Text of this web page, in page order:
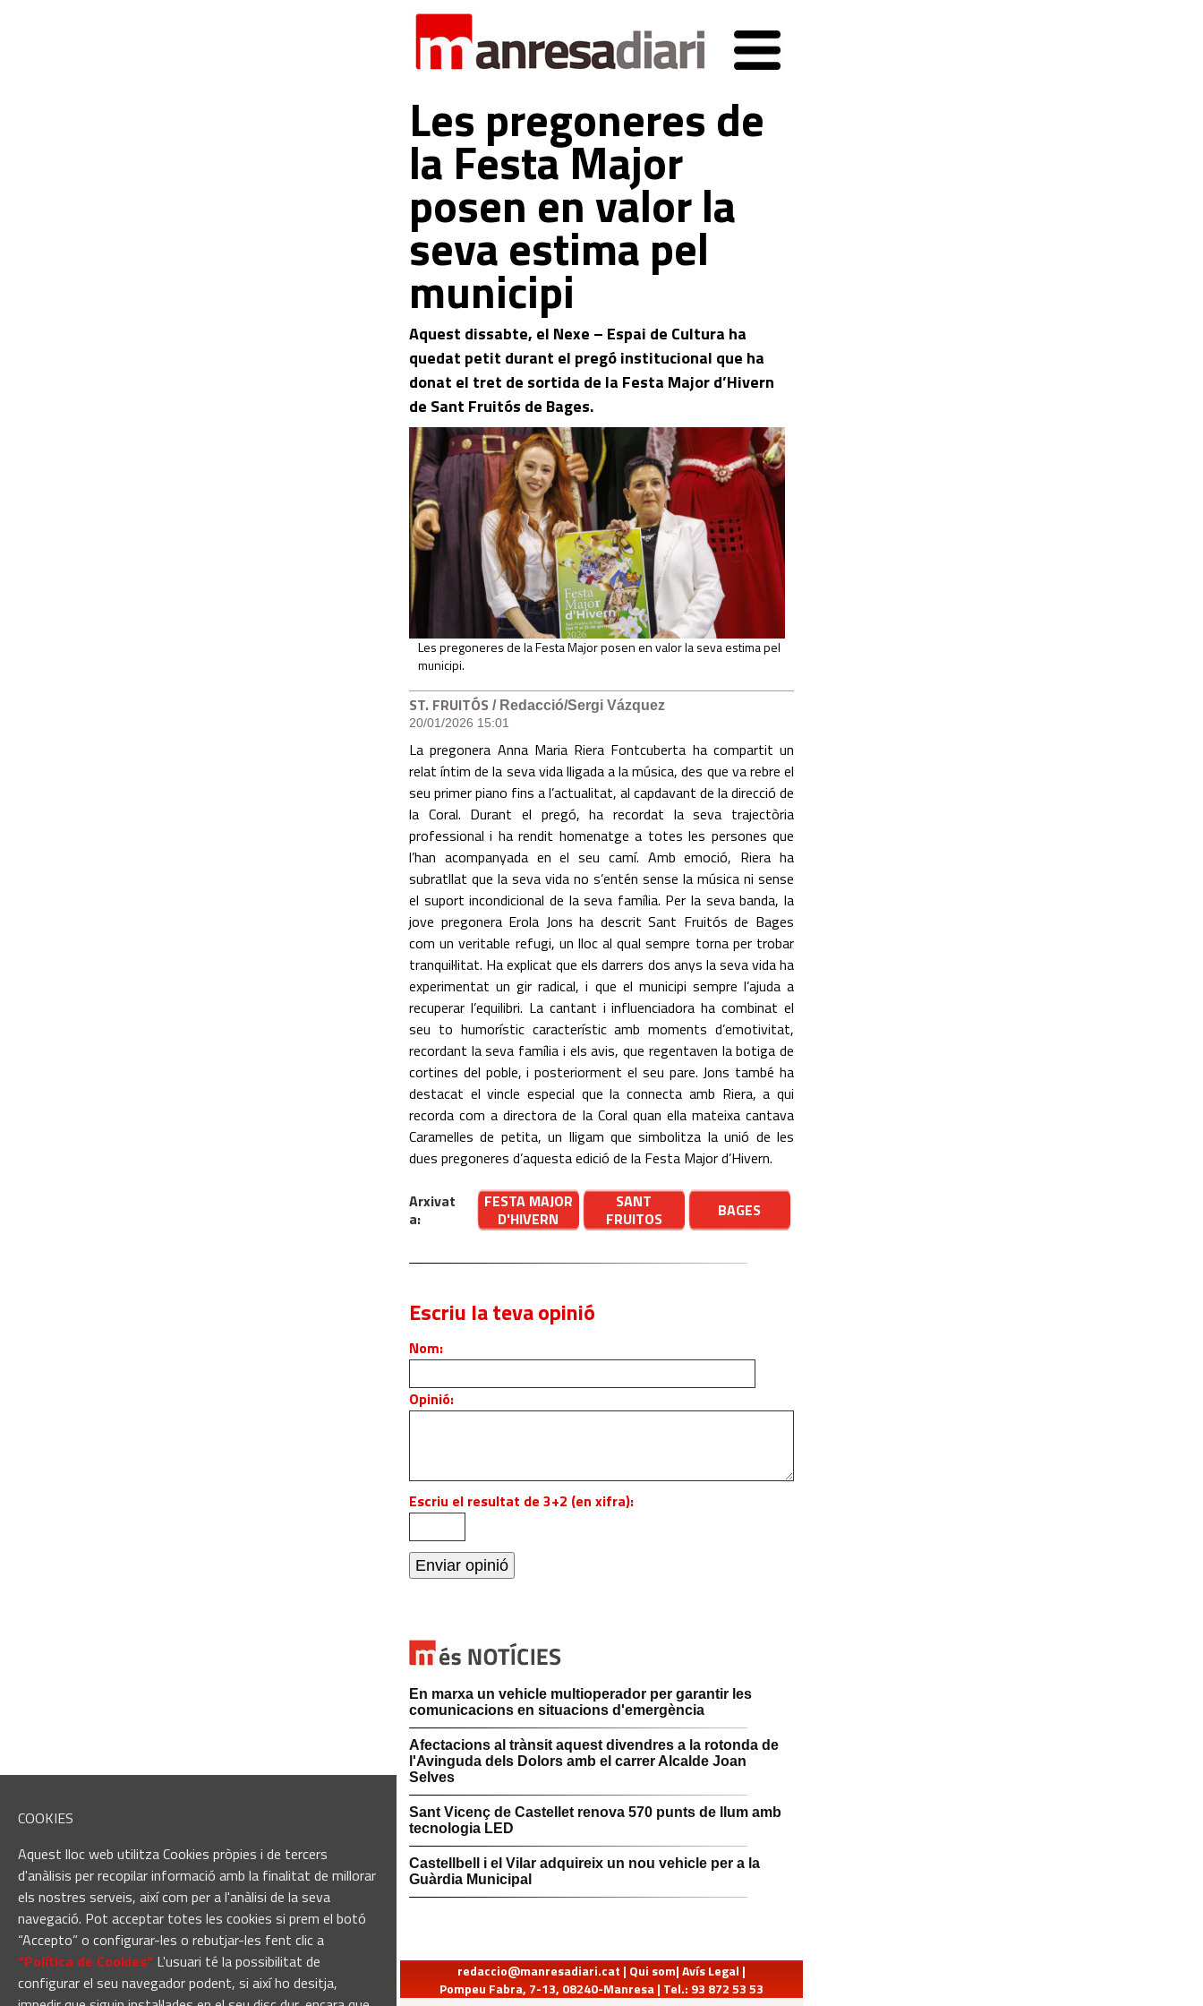
COOKIES
Aquest lloc web utilitza Cookies pròpies i de tercers
d'anàlisis per recopilar informació amb la finalitat de millorar
els nostres serveis, així com per a l'anàlisi de la seva
navegació. Pot acceptar totes les cookies si prem el botó
“Accepto” o configurar-les o rebutjar-les fent clic a
“Política de Cookies“ L'usuari té la possibilitat de
configurar el seu navegador podent, si així ho desitja,
Les pregoneres de
la Festa Major
posen en valor la
seva estima pel
municipi
Aquest dissabte, el Nexe – Espai de Cultura ha
quedat petit durant el pregó institucional que ha
donat el tret de sortida de la Festa Major d’Hivern
de Sant Fruitós de Bages.
Les pregoneres de la Festa Major posen en valor la seva estima pel
municipi.
ST. FRUITÓS / Redacció/Sergi Vázquez
20/01/2026 15:01
La pregonera Anna Maria Riera Fontcuberta ha compartit un
relat íntim de la seva vida lligada a la música, des que va rebre el
seu primer piano fins a l’actualitat, al capdavant de la direcció de
la Coral. Durant el pregó, ha recordat la seva trajectòria
professional i ha rendit homenatge a totes les persones que
l’han acompanyada en el seu camí. Amb emoció, Riera ha
subratllat que la seva vida no s’entén sense la música ni sense
el suport incondicional de la seva família. Per la seva banda, la
jove pregonera Erola Jons ha descrit Sant Fruitós de Bages
com un veritable refugi, un lloc al qual sempre torna per trobar
tranquil·litat. Ha explicat que els darrers dos anys la seva vida ha
experimentat un gir radical, i que el municipi sempre l’ajuda a
recuperar l’equilibri. La cantant i influenciadora ha combinat el
seu to humorístic característic amb moments d’emotivitat,
recordant la seva família i els avis, que regentaven la botiga de
cortines del poble, i posteriorment el seu pare. Jons també ha
destacat el vincle especial que la connecta amb Riera, a qui
recorda com a directora de la Coral quan ella mateixa cantava
Caramelles de petita, un lligam que simbolitza la unió de les
dues pregoneres d’aquesta edició de la Festa Major d’Hivern.
Arxivat
a:
FESTA MAJOR
D'HIVERN
SANT
FRUITOS
BAGES
Escriu la teva opinió
Nom:
Opinió:
Escriu el resultat de 3+2 (en xifra):
En marxa un vehicle multioperador per garantir les
comunicacions en situacions d'emergència
Afectacions al trànsit aquest divendres a la rotonda de
l'Avinguda dels Dolors amb el carrer Alcalde Joan
Selves
Sant Vicenç de Castellet renova 570 punts de llum amb
tecnologia LED
Castellbell i el Vilar adquireix un nou vehicle per a la
Guàrdia Municipal
redaccio@manresadiari.cat | Qui som|Avís Legal |
Pompeu Fabra, 7-13, 08240-Manresa | Tel.: 93 872 53 53